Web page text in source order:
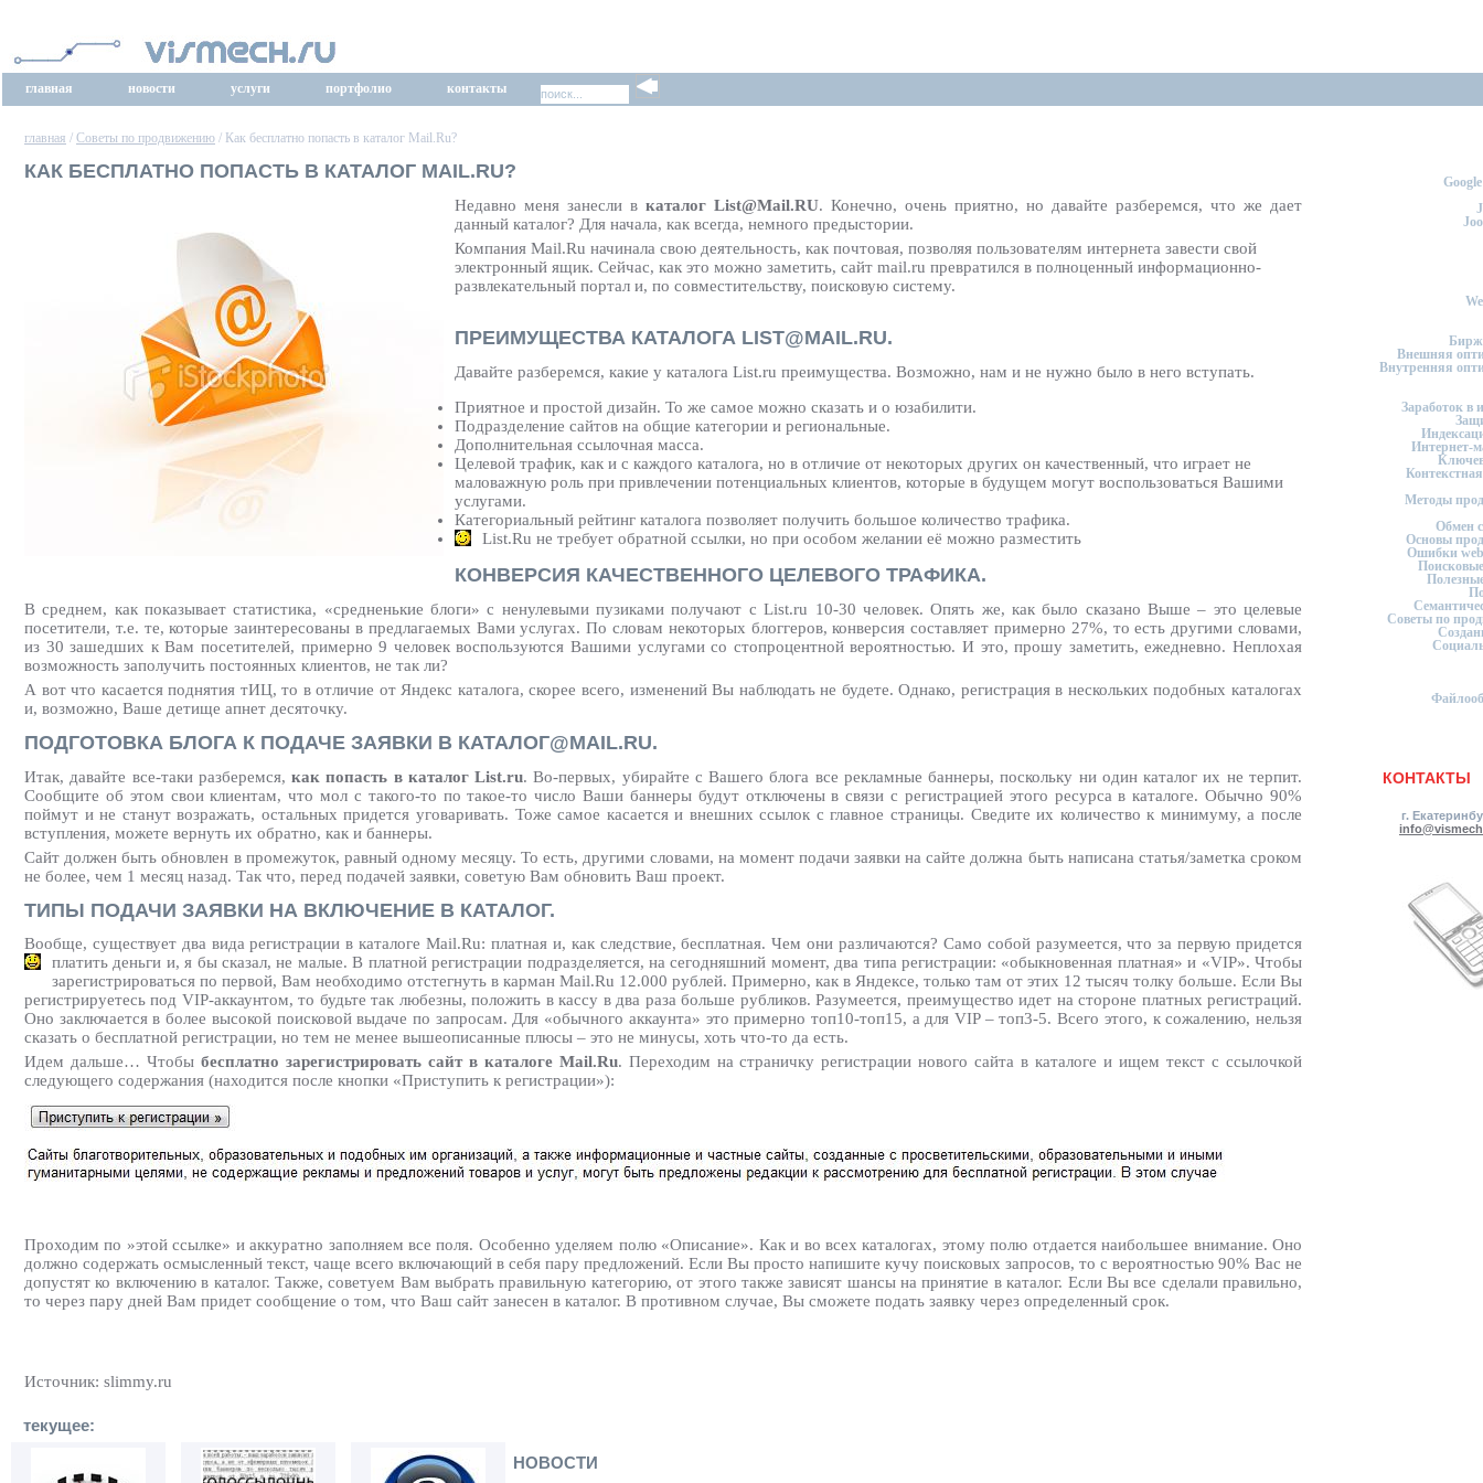
главная новости услуги портфолио контакты
главная / Советы по продвижению / Как бесплатно попасть в каталог Mail.Ru?
КАК БЕСПЛАТНО ПОПАСТЬ В КАТАЛОГ MAIL.RU?
Недавно меня занесли в каталог List@Mail.RU. Конечно, очень приятно, но давайте разберемся, что же дает
данный каталог? Для начала, как всегда, немного предыстории.
Компания Mail.Ru начинала свою деятельность, как почтовая, позволяя пользователям интернета завести свой
электронный ящик. Сейчас, как это можно заметить, сайт mail.ru превратился в полноценный информационно-
развлекательный портал и, по совместительству, поисковую систему.
ПРЕИМУЩЕСТВА КАТАЛОГА LIST@MAIL.RU.
Давайте разберемся, какие у каталога List.ru преимущества. Возможно, нам и не нужно было в него вступать.
Приятное и простой дизайн. То же самое можно сказать и о юзабилити.
Подразделение сайтов на общие категории и региональные.
Дополнительная ссылочная масса.
Целевой трафик, как и с каждого каталога, но в отличие от некоторых других он качественный, что играет не
маловажную роль при привлечении потенциальных клиентов, которые в будущем могут воспользоваться Вашими
услугами.
Категориальный рейтинг каталога позволяет получить большое количество трафика.
List.Ru не требует обратной ссылки, но при особом желании её можно разместить
КОНВЕРСИЯ КАЧЕСТВЕННОГО ЦЕЛЕВОГО ТРАФИКА.
В среднем, как показывает статистика, «средненькие блоги» с ненулевыми пузиками получают с List.ru 10-30 человек. Опять же, как было сказано Выше – это целевые
посетители, т.е. те, которые заинтересованы в предлагаемых Вами услугах. По словам некоторых блоггеров, конверсия составляет примерно 27%, то есть другими словами,
из 30 зашедших к Вам посетителей, примерно 9 человек воспользуются Вашими услугами со стопроцентной вероятностью. И это, прошу заметить, ежедневно. Неплохая
возможность заполучить постоянных клиентов, не так ли?
А вот что касается поднятия тИЦ, то в отличие от Яндекс каталога, скорее всего, изменений Вы наблюдать не будете. Однако, регистрация в нескольких подобных каталогах
и, возможно, Ваше детище апнет десяточку.
ПОДГОТОВКА БЛОГА К ПОДАЧЕ ЗАЯВКИ В КАТАЛОГ@MAIL.RU.
Итак, давайте все-таки разберемся,как попасть в каталог List.ru. Во-первых, убирайте с Вашего блога все рекламные баннеры, поскольку ни один каталог их не терпит.
Сообщите об этом свои клиентам, что мол с такого-то по такое-то число Ваши баннеры будут отключены в связи с регистрацией этого ресурса в каталоге. Обычно 90%
поймут и не станут возражать, остальных придется уговаривать. Тоже самое касается и внешних ссылок с главное страницы. Сведите их количество к минимуму, а после
вступления, можете вернуть их обратно, как и баннеры.
Сайт должен быть обновлен в промежуток, равный одному месяцу. То есть, другими словами, на момент подачи заявки на сайте должна быть написана статья/заметка сроком
не более, чем 1 месяц назад. Так что, перед подачей заявки, советую Вам обновить Ваш проект.
ТИПЫ ПОДАЧИ ЗАЯВКИ НА ВКЛЮЧЕНИЕ В КАТАЛОГ.
Вообще, существует два вида регистрации в каталоге Mail.Ru: платная и, как следствие, бесплатная. Чем они различаются? Само собой разумеется, что за первую придется
платить деньги и, я бы сказал, не малые. В платной регистрации подразделяется, на сегодняшний момент, два типа регистрации: «обыкновенная платная» и «VIP». Чтобы
зарегистрироваться по первой, Вам необходимо отстегнуть в карман Mail.Ru 12.000 рублей. Примерно, как в Яндексе, только там от этих 12 тысяч толку больше. Если Вы
регистрируетесь под VIP-аккаунтом, то будьте так любезны, положить в кассу в два раза больше рубликов. Разумеется, преимущество идет на стороне платных регистраций.
Оно заключается в более высокой поисковой выдаче по запросам. Для «обычного аккаунта» это примерно топ10-топ15, а для VIP – топ3-5. Всего этого, к сожалению, нельзя
сказать о бесплатной регистрации, но тем не менее вышеописанные плюсы – это не минусы, хоть что-то да есть.
Идем дальше… Чтобы бесплатно зарегистрировать сайт в каталоге Mail.Ru. Переходим на страничку регистрации нового сайта в каталоге и ищем текст с ссылочкой
следующего содержания (находится после кнопки «Приступить к регистрации»):
Проходим по »этой ссылке» и аккуратно заполняем все поля. Особенно уделяем полю «Описание». Как и во всех каталогах, этому полю отдается наибольшее внимание. Оно
должно содержать осмысленный текст, чаще всего включающий в себя пару предложений. Если Вы просто напишите кучу поисковых запросов, то с вероятностью 90% Вас не
допустят ко включению в каталог. Также, советуем Вам выбрать правильную категорию, от этого также зависят шансы на принятие в каталог. Если Вы все сделали правильно,
то через пару дней Вам придет сообщение о том, что Ваш сайт занесен в каталог. В противном случае, Вы сможете подать заявку через определенный срок.
Источник: slimmy.ru
Внешняя
Внутренняя
Заработок в
Интернет-
Методы
Обмен
Основы
Ошибки
Советы по
КОНТАКТЫ
г.
текущее:
НОВОСТИ